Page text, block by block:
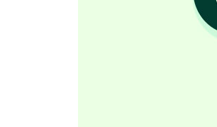
19 Animals | 살아있는 재봉틀!
20 Life | 교도소에 고양이를
21 Psychology | 건들면 깨
22 Story | 비둘기가 훈장을